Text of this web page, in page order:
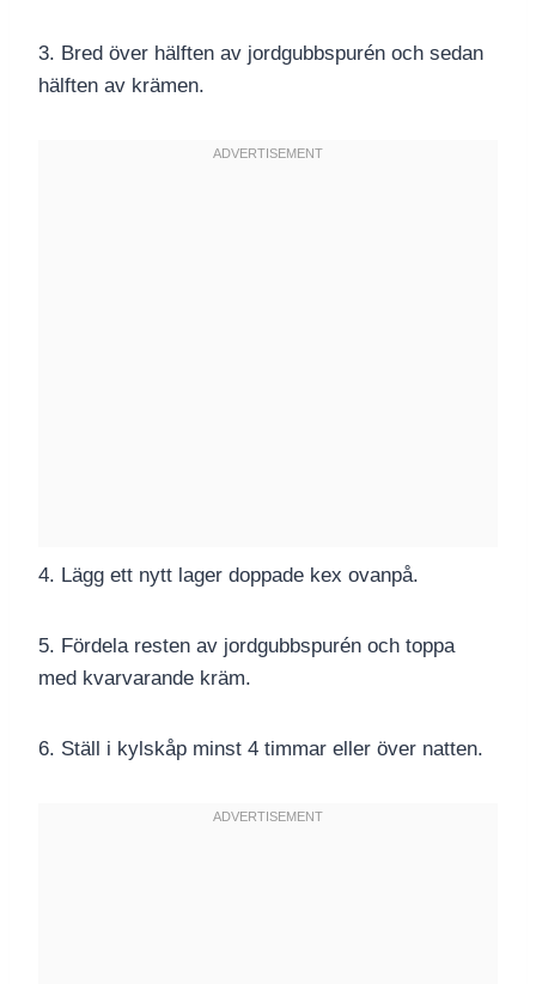
3. Bred över hälften av jordgubbspurén och sedan
hälften av krämen.
4. Lägg ett nytt lager doppade kex ovanpå.
5. Fördela resten av jordgubbspurén och toppa
med kvarvarande kräm.
6. Ställ i kylskåp minst 4 timmar eller över natten.